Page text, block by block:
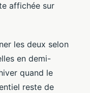
affichée sur
les deux selon
en demi-
quand le
reste de